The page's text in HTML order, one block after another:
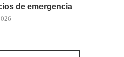
de emergencia